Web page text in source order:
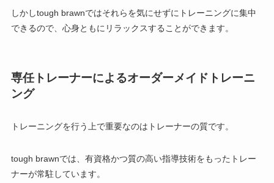
しかしtough brawnではそれらを気にせずにトレーニングに集中
できるので、心身ともにリラックスすることができます。
専任トレーナーによるオーダーメイドトレーニ
ング
トレーニングを行う上で重要なのはトレーナーの質です。
tough brawnでは、 有資格かつ質の高い指導技術をもったトレー
ナーが常駐しています。